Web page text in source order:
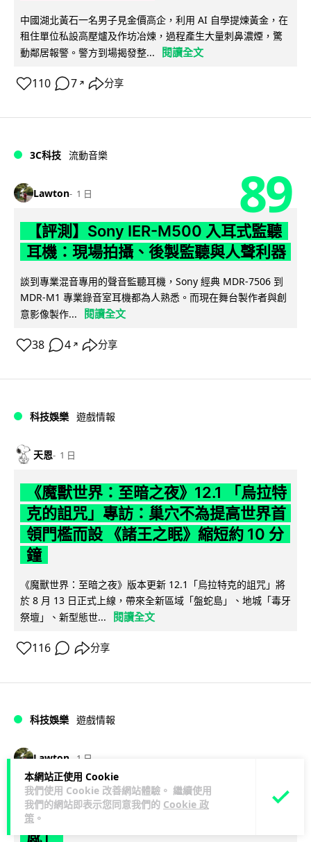
本網站正使用 Cookie
我們使用 Cookie 改善網站體驗。 繼續使用
我們的網站即表示您同意我們的 Cookie 政
策 。
中國湖北黃石一名男子見金價高企，利用 AI 自學提煉黃金，在
租住單位私設高壓爐及作坊冶煉，過程產生大量刺鼻濃煙，驚
動鄰居報警。警方到場揭發整...
閱讀全文
110 7 ↗ 分享
3C科技 流動音樂
Lawton 1 日 89
【評測】Sony IER-M500 入耳式監聽
耳機：現場拍攝、後製監聽與人聲利器
談到專業混音專用的聲音監聽耳機，Sony 經典 MDR-7506 到
MDR-M1 專業錄音室耳機都為人熟悉。而現在舞台製作者與創
意影像製作...
閱讀全文
38 4 ↗ 分享
科技娛樂 遊戲情報
天恩 1 日
《魔獸世界：至暗之夜》12.1 「烏拉特
克的詛咒」專訪：巢穴不為提高世界首
領門檻而設 《諸王之眠》縮短約 10 分
鐘
《魔獸世界：至暗之夜》版本更新 12.1「烏拉特克的詛咒」將
於 8 月 13 日正式上線，帶來全新區域「盤蛇島」、地城「毒牙
祭壇」、新型態世...
閱讀全文
116 分享
科技娛樂 遊戲情報
Lawton 1 日
日本二手遊戲店減 90% 門市 業績反增
四成 "懷舊"在 Z 世代變成最潮「新鮮
感」